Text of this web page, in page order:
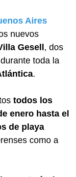
Aires
nuevos
Gesell, dos
toda la
.
todos los
enero hasta el
de playa
como a